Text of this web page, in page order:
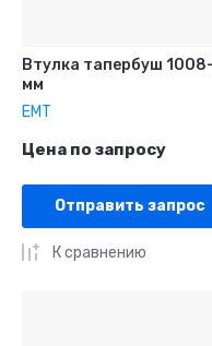
Втулка тапербуш
мм
EMT
Цена по запросу
Отправить запрос
К сравнению